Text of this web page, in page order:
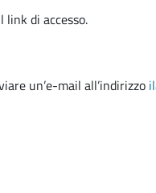
di accesso.
un’e-mail all’indirizzo